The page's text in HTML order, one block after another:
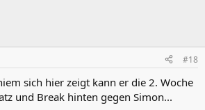
#18
sich hier zeigt kann er die 2. Woche
und Break hinten gegen Simon...